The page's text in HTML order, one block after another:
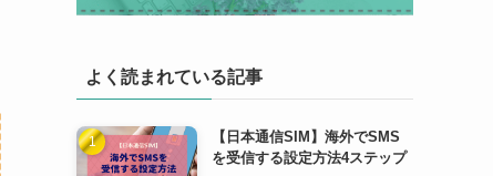
よく読まれている記事
【日本通信SIM】海外でSMS
を受信する設定方法4ステップ